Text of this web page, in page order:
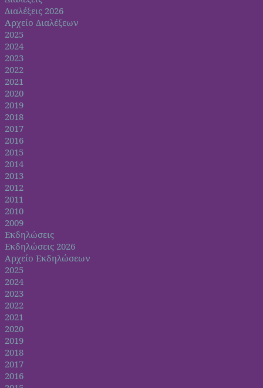
Διαλέξεις 2026
Αρχείο Διαλέξεων
2025
2024
2023
2022
2021
2020
2019
2018
2017
2016
2015
2014
2013
2012
2011
2010
2009
Εκδηλώσεις
Εκδηλώσεις 2026
Αρχείο Εκδηλώσεων
2025
2024
2023
2022
2021
2020
2019
2018
2017
2016